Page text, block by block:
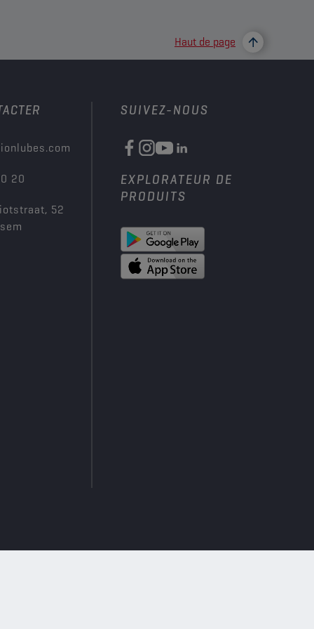
Haut de page
20
52
SUIVEZ-NOUS
EXPLORATEUR DE
PRODUITS